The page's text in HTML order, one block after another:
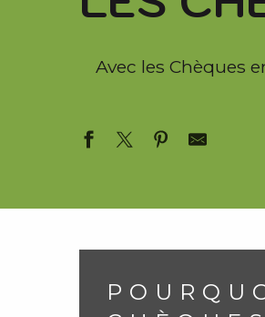
Avec les Chèques